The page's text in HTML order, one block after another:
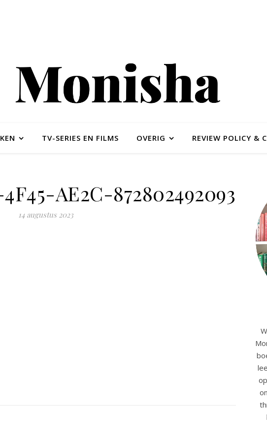
TV-SERIES EN FILMS OVERIG REVIEW POLICY &
AE2C-872802492093
14 augustus 2023